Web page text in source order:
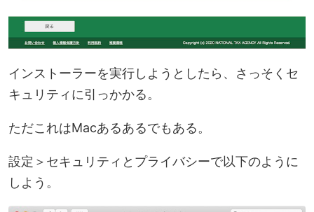
インストーラーを実行しようとしたら、さっそくセ
キュリティに引っかかる。
ただこれはMacあるあるでもある。
設定＞セキュリティとプライバシーで以下のように
しよう。